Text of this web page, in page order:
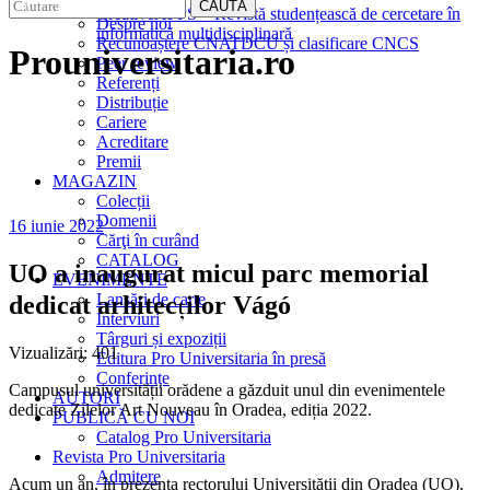
CreativeAPPS – Revistă studențească de cercetare în
informatică multidisciplinară
EDITURA
Despre noi
Recunoaștere CNATDCU și clasificare CNCS
Peer review
Referenți
Distribuție
Cariere
Acreditare
Premii
MAGAZIN
Colecții
Domenii
Cărţi în curând
CATALOG
EVENIMENTE
Lansări de carte
Interviuri
Târguri și expoziții
Editura Pro Universitaria în presă
Conferințe
AUTORI
PUBLICĂ CU NOI
Catalog Pro Universitaria
Revista Pro Universitaria
Admitere
CAUTĂ
Prouniversitaria.ro
16 iunie 2022
UO a inaugurat micul parc memorial
dedicat arhitecților Vágó
Vizualizări: 401
Campusul universității orădene a găzduit unul din evenimentele
dedicate Zilelor Art Nouveau în Oradea, ediția 2022.
Acum un an, în prezența rectorului Universității din Oradea (UO),